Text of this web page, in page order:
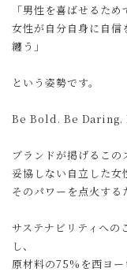
「男性を喜ばせるため
女性が自分自身に自信
纏う」
という姿勢です。
Be Bold. Be Daring.
ブランドが掲げるこの
妥協しない自立した女
そのパワーを点火する
サステナビリティへの
し、
原材料の75%を西ヨー